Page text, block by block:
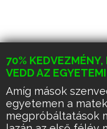
70% KEDVEZMÉNY,
VEDD AZ
Amíg mások
egyetemen a
megpróbáltatások